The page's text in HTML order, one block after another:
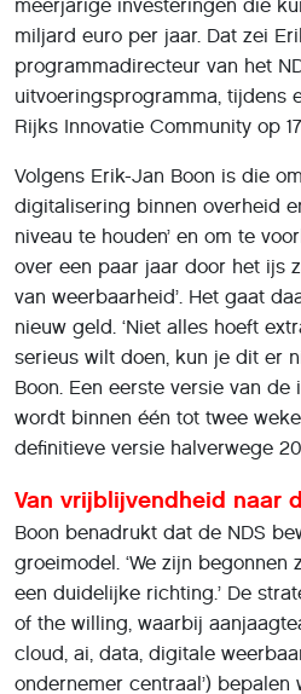
meerjarige investeringen die
miljard euro per jaar. Dat zei
programmadirecteur van het
uitvoeringsprogramma, tijdens
Rijks Innovatie Community op
Volgens Erik-Jan Boon is die
digitalisering binnen overheid
niveau te houden’ en om te
over een paar jaar door het ijs
van weerbaarheid’. Het gaat
nieuw geld. ‘Niet alles hoeft
serieus wilt doen, kun je dit er
Boon. Een eerste versie van de
wordt binnen één tot twee
definitieve versie halverwege
Van vrijblijvendheid naar
Boon benadrukt dat de NDS
groeimodel. ‘We zijn begonnen
een duidelijke richting.’ De
of the willing, waarbij
cloud, ai, data, digitale
ondernemer centraal’)